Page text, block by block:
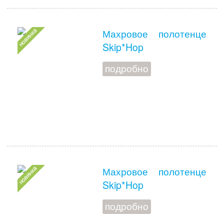
Махровое полотенце
Skip*Hop
подробно
Махровое полотенце
Skip*Hop
подробно